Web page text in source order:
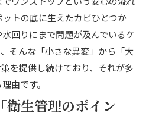
トの底に生えたカビひとつか
回りにまで問題が及んでいるケ
そんな「小さな異変」から「大
を提供し続けており、それが多
由です。
衛生管理のポイン